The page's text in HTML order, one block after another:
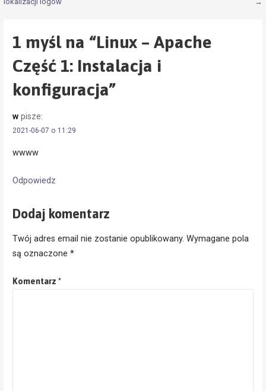
1 myśl na “Linux – Apache
Część 1: Instalacja i
konfiguracja”
w pisze:
2021-06-07 o 11:29
wwww
Odpowiedz
Dodaj komentarz
Twój adres email nie zostanie opublikowany. Wymagane pola
są oznaczone *
Komentarz *